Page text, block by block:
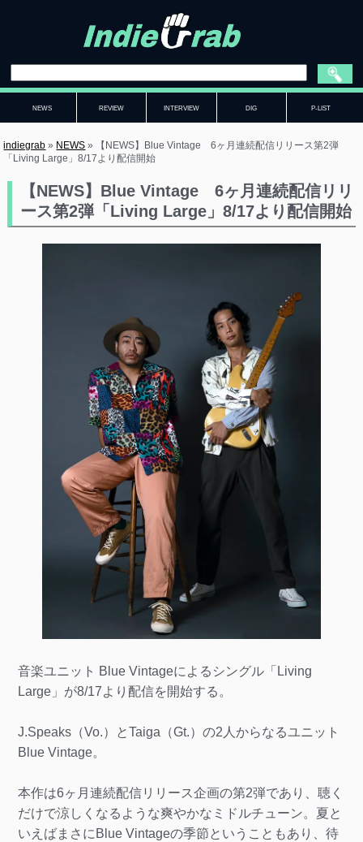
NEWS REVIEW INTERVIEW DIG P-LIST
indiegrab » NEWS »
【NEWS】Blue Vintage 6ヶ月連続配信リリース第2弾
「Living Large」8/17より配信開始
【NEWS】Blue Vintage 6ヶ月連続配信リリ
ース第2弾「Living Large」8/17より配信開始
音楽ユニット Blue Vintageによるシングル「Living
Large」が8/17より配信を開始する。
J.Speaks（Vo.）とTaiga（Gt.）の2人からなるユニット
Blue Vintage。
本作は6ヶ月連続配信リリース企画の第2弾であり、聴く
だけで涼しくなるような爽やかなミドルチューン。夏と
いえばまさにBlue Vintageの季節ということもあり、待